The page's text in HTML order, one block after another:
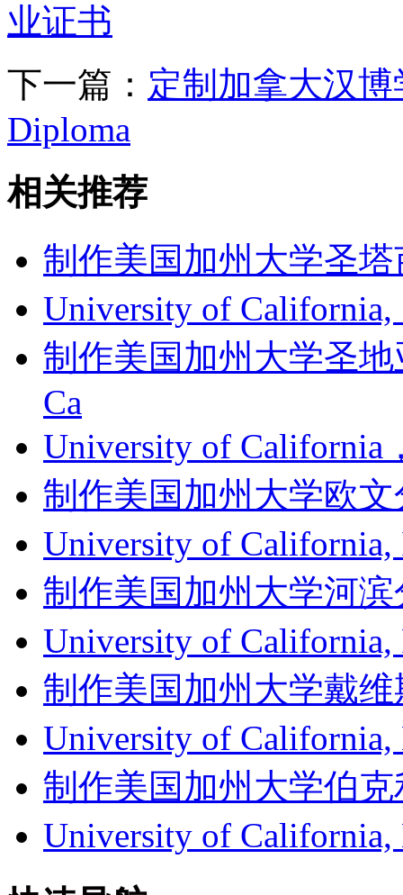
业证书
下一篇： 定制加拿大汉博
Diploma
相关推荐
制作美国加州大学圣
University of California,
制作美国加州大学圣
Ca
University of California
制作美国加州大学欧
University of
制作美国加州大学河
University of
制作美国加州大学戴
University of
制作美国加州大学伯
University of